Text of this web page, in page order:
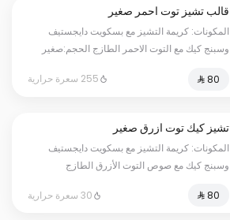
قالب تشيز توت احمر صغير
المكونات: كريمة التشيز مع بسكويت دايجستيف
وسبنج كيك مع التوت الاحمر الطازج الحجم:صغير
255 سعرة حرارية
تشيز كيك توت ازرق صغير
المكونات: كريمة التشيز مع بسكويت دايجستيف
وسبنج كيك مع صوص التوت الأزرق الطازج
30 سعرة حرارية